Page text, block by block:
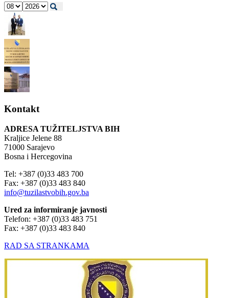
Kontakt
ADRESA TUŽITELJSTVA BIH
Kraljice Jelene 88
71000 Sarajevo
Bosna i Hercegovina
Tel: +387 (0)33 483 700
Fax: +387 (0)33 483 840
info@tuzilastvobih.gov.ba
Ured za informiranje javnosti
Telefon: +387 (0)33 483 751
Fax: +387 (0)33 483 840
RAD SA STRANKAMA